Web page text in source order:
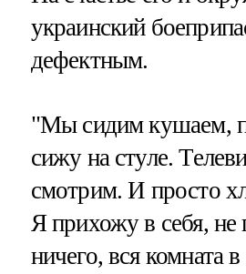
украинский
дефектным.
"Мы сидим кушаем,
сижу на стуле.
смотрим. И просто
Я прихожу в себя, не
ничего, вся комната